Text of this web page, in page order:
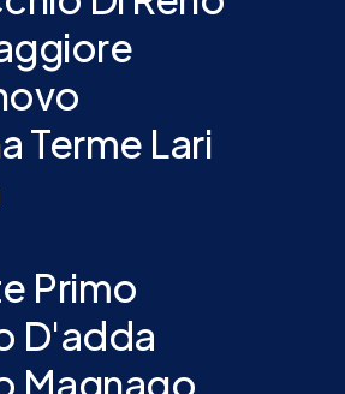
Terme Lari
Primo
D'adda
Magnago